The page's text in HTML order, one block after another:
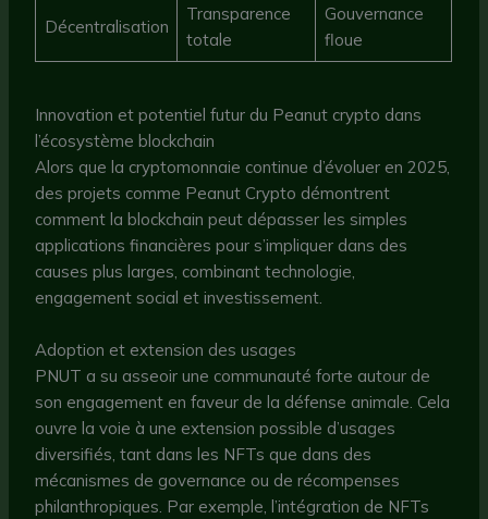
Décentralisation
Transparence
totale
Gouvernance
floue
Innovation et potentiel futur du Peanut crypto dans
l’écosystème blockchain
Alors que la cryptomonnaie continue d’évoluer en 2025,
des projets comme Peanut Crypto démontrent
comment la blockchain peut dépasser les simples
applications financières pour s’impliquer dans des
causes plus larges, combinant technologie,
engagement social et investissement.
Adoption et extension des usages
PNUT a su asseoir une communauté forte autour de
son engagement en faveur de la défense animale. Cela
ouvre la voie à une extension possible d’usages
diversifiés, tant dans les NFTs que dans des
mécanismes de governance ou de récompenses
philanthropiques. Par exemple, l’intégration de NFTs